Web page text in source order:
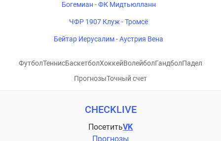
Богемиан - ФК Мидтьюлланн
ЧФР 1907 Клуж - Тромсё
Бейтар Иерусалим - Аустрия Вена
ФутболТеннисБаскетболХоккейВолейболГандболПадел
ПрогнозыТочный счет
CHECKLIVE
ПосетитьVK
Прогнозы